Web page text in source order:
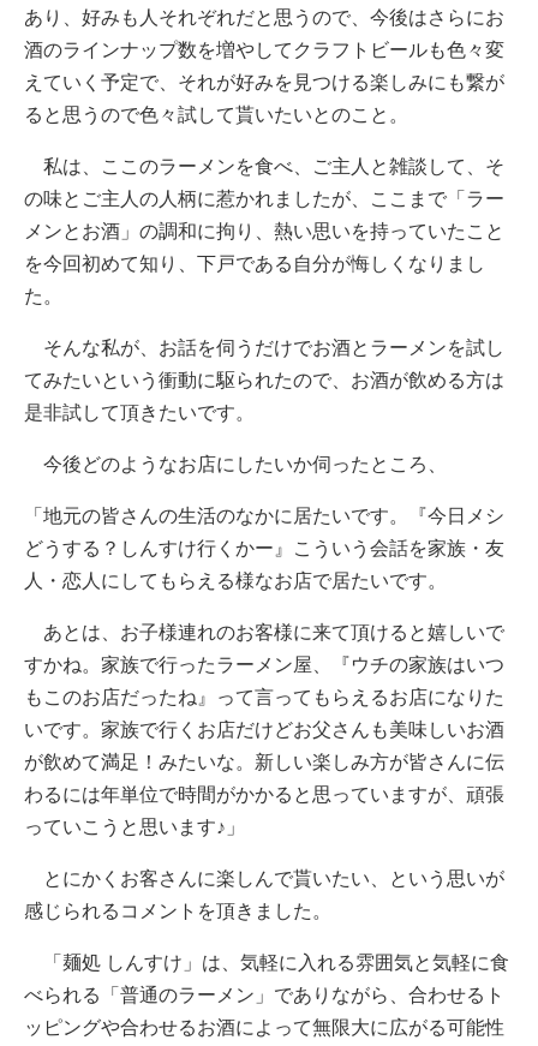
あり、好みも人それぞれだと思うので、今後はさらにお
酒のラインナップ数を増やしてクラフトビールも色々変
えていく予定で、それが好みを見つける楽しみにも繋が
ると思うので色々試して貰いたいとのこと。
私は、ここのラーメンを食べ、ご主人と雑談して、そ
の味とご主人の人柄に惹かれましたが、ここまで「ラー
メンとお酒」の調和に拘り、熱い思いを持っていたこと
を今回初めて知り、下戸である自分が悔しくなりまし
た。
そんな私が、お話を伺うだけでお酒とラーメンを試し
てみたいという衝動に駆られたので、お酒が飲める方は
是非試して頂きたいです。
今後どのようなお店にしたいか伺ったところ、
「地元の皆さんの生活のなかに居たいです。『今日メシ
どうする？しんすけ行くかー』こういう会話を家族・友
人・恋人にしてもらえる様なお店で居たいです。
あとは、お子様連れのお客様に来て頂けると嬉しいで
すかね。家族で行ったラーメン屋、『ウチの家族はいつ
もこのお店だったね』って言ってもらえるお店になりた
いです。家族で行くお店だけどお父さんも美味しいお酒
が飲めて満足！みたいな。新しい楽しみ方が皆さんに伝
わるには年単位で時間がかかると思っていますが、頑張
っていこうと思います♪」
とにかくお客さんに楽しんで貰いたい、という思いが
感じられるコメントを頂きました。
「麺処 しんすけ」は、気軽に入れる雰囲気と気軽に食
べられる「普通のラーメン」でありながら、合わせるト
ッピングや合わせるお酒によって無限大に広がる可能性